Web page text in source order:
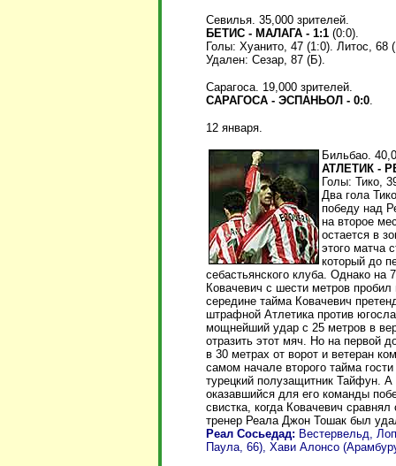
Севилья. 35,000 зрителей.
БЕТИС - МАЛАГА - 1:1 (0:0).
Голы: Хуанито, 47 (1:0). Литос, 68
Удален: Сезар, 87 (Б).
Сарагоса. 19,000 зрителей.
САРАГОСА - ЭСПАНЬОЛ - 0:0
12 января.
Бильбао.
АТЛЕТИК -
Голы: Тико,
Два гола
победу над
на второе
остается в
этого матча
который до
себастьянского клуба. Однако на
Ковачевич с шести метров
середине тайма Ковачевич
штрафной Атлетика против
мощнейший удар с 25 метров в
отразить этот мяч. Но на первой
в 30 метрах от ворот и ветеран
самом начале второго тайма
турецкий полузащитник Тайфун.
оказавшийся для его команды
свистка, когда Ковачевич
тренер Реала Джон Тошак был
Реал Сосьедад: Вестервельд,
Паула, 66), Хави Алонсо